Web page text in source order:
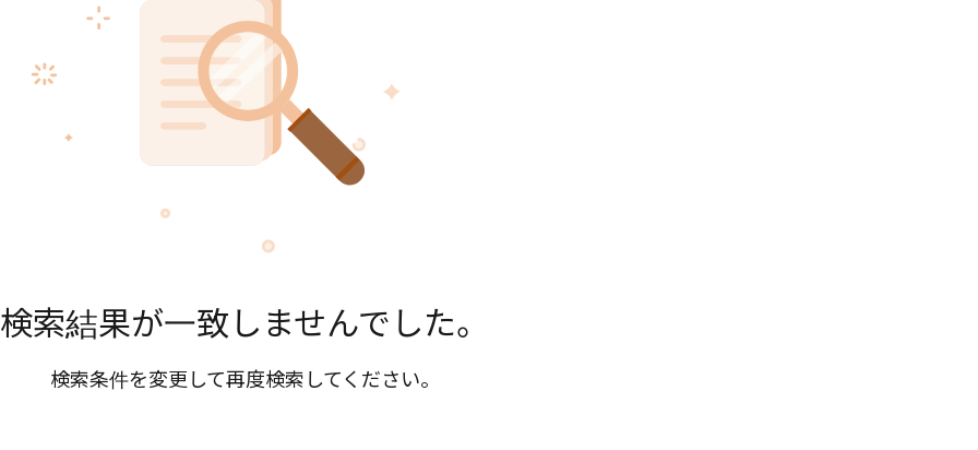
検索結果が一致しませんでした。
検索条件を変更して再度検索してください。